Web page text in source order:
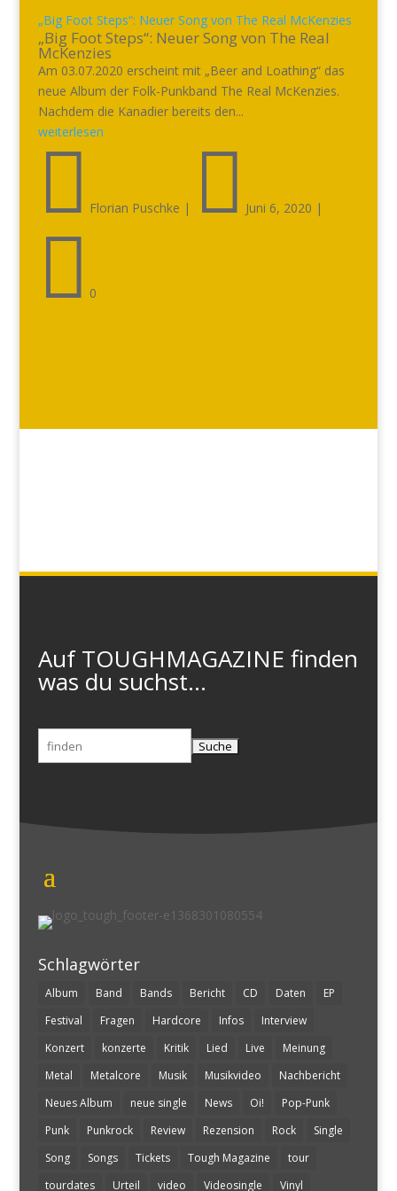
„Big Foot Steps“: Neuer Song von The Real McKenzies
„Big Foot Steps“: Neuer Song von The Real
McKenzies
Am 03.07.2020 erscheint mit „Beer and Loathing“ das
neue Album der Folk-Punkband The Real McKenzies.
Nachdem die Kanadier bereits den...
weiterlesen
 Florian Puschke |  Juni 6, 2020 |
 0
Auf TOUGHMAGAZINE finden
was du suchst...
Suchen
nach:
Schlagwörter
Album Band Bands Bericht CD Daten
EP
Festival
Fragen Hardcore Infos
Interview
Konzert
konzerte Kritik Lied Live
Meinung
Metal
Metalcore Musik Musikvideo
Nachbericht
Neues Album
neue single News Oi!
Pop-Punk
Punk
Punkrock Review Rezension Rock
Single
Song
Songs Tickets Tough Magazine
tour
tourdates
Urteil video Videosingle Vinyl